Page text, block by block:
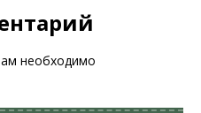
необходимо